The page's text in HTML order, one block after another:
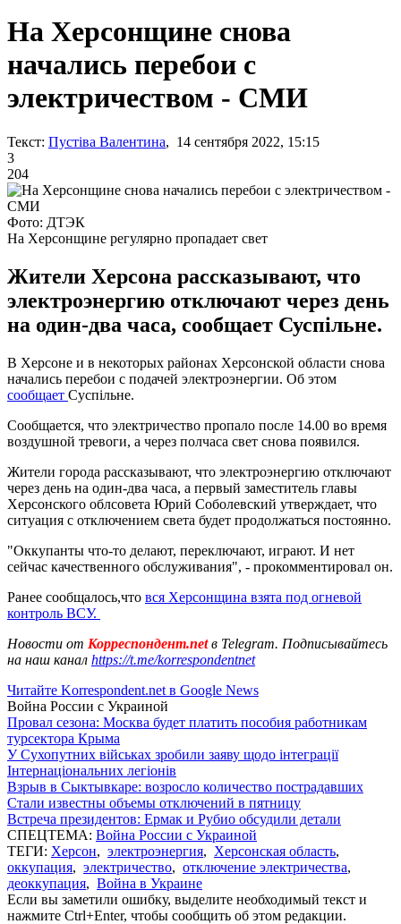
На Херсонщине снова
начались перебои с
электричеством - СМИ
Текст: Пустіва Валентина, 14 сентября 2022, 15:15
3
204
Фото: ДТЭК
На Херсонщине регулярно пропадает свет
Жители Херсона рассказывают, что
электроэнергию отключают через день
на один-два часа, сообщает Суспільне.
В Херсоне и в некоторых районах Херсонской области снова
начались перебои с подачей электроэнергии. Об этом
сообщает Суспільне.
Сообщается, что электричество пропало после 14.00 во время
воздушной тревоги, а через полчаса свет снова появился.
Жители города рассказывают, что электроэнергию отключают
через день на один-два часа, а первый заместитель главы
Херсонского облсовета Юрий Соболевский утверждает, что
ситуация с отключением света будет продолжаться постоянно.
"Оккупанты что-то делают, переключают, играют. И нет
сейчас качественного обслуживания", - прокомментировал он.
Ранее сообщалось,что вся Херсонщина взята под огневой
контроль ВСУ.
Новости от Корреспондент.netв Telegram. Подписывайтесь
на наш канал https://t.me/korrespondentnet
Читайте Korrespondent.net в Google News
Война России с Украиной
Провал сезона: Москва будет платить пособия работникам
турсектора Крыма
У Сухопутних військах зробили заяву щодо інтеграції
Інтернаціональних легіонів
Взрыв в Сыктывкаре: возросло количество пострадавших
Стали известны объемы отключений в пятницу
Встреча президентов: Ермак и Рубио обсудили детали
СПЕЦТЕМА: Война России с Украиной
ТЕГИ: Херсон, электроэнергия, Херсонская область,
оккупация, электричество, отключение электричества,
деоккупация, Война в Украине
Если вы заметили ошибку, выделите необходимый текст и
нажмите Ctrl+Enter, чтобы сообщить об этом редакции.